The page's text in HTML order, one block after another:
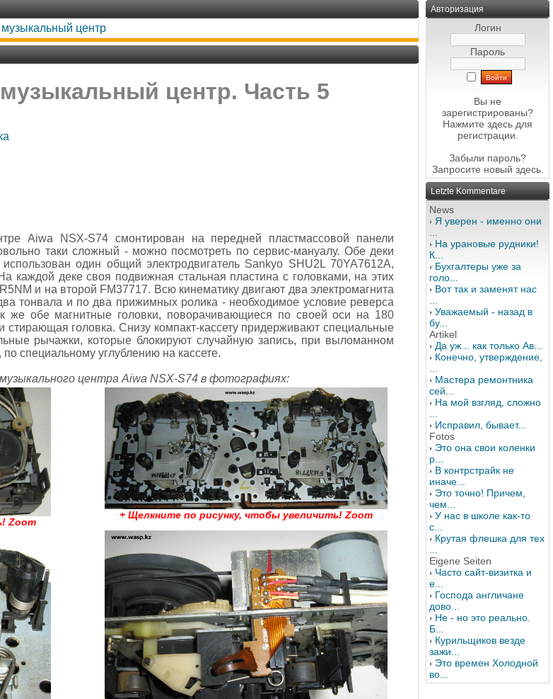
центр
центр. Часть 5
Aiwa NSX-S74 смонтирован на передней пластмассовой панели
таки сложный - можно посмотреть по сервис-мануалу. Обе деки
один общий электродвигатель Sankyo SHU2L 70YA7612A,
каждой деке своя подвижная стальная пластина с головками, на этих
и на второй FM37717. Всю кинематику двигают два электромагнита
тонвала и по два прижимных ролика - необходимое условие реверса
же обе магнитные головки, поворачивающиеся по своей оси на 180
головка. Снизу компакт-кассету придерживают специальные
рычажки, которые блокируют случайную запись, при выломанном
специальному углублению на кассете.
центра Aiwa NSX-S74 в фотографиях:
Zoom
+ Щелкните по рисунку, чтобы увеличить! Zoom
Авторизация
Логин
Пароль
Вы не
зарегистрированы?
Нажмите здесь для
регистрации.
Забыли пароль?
Запросите новый здесь.
Letzte Kommentare
News
Я уверен - именно они
На урановые рудники!
К...
Бухгалтеры уже за
голо...
Вот так и заменят нас
Уважаемый - назад в
бу...
Artikel
Да уж... как только Ав...
Конечно, утверждение,
Мастера ремонтника
сей...
На мой взгляд, сложно
Исправил, бывает...
Fotos
Это она свои коленки
р...
В контрстрайк не
иначе...
Это точно! Причем,
чем...
У нас в школе как-то
с...
Крутая флешка для тех
Eigene Seiten
Часто сайт-визитка и
е...
Господа англичане
дово...
Не - но это реально.
Б...
Курильщиков везде
зажи...
Это времен Холодной
во...